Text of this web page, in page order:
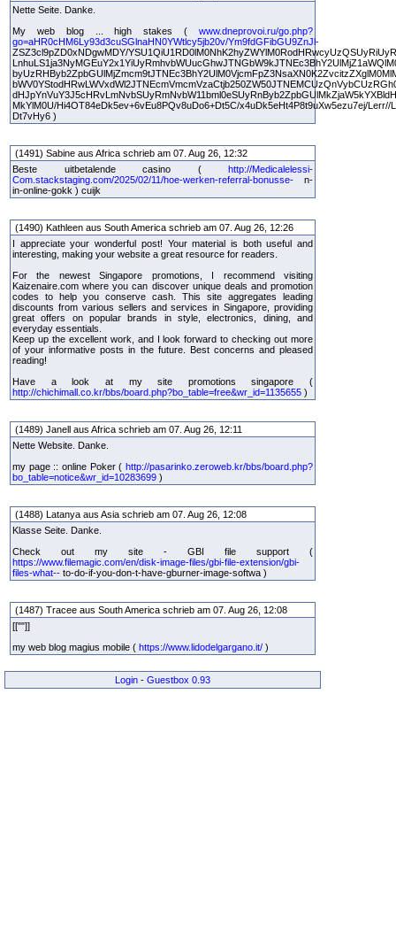
Nette Seite. Danke.
My web blog ... high stakes ( www.dneprovoi.ru/go.php?
go=aHR0cHM6Ly93d3cuSGlnaHN0YWtlcy5jb20v/Ym9fdGFibGU9ZnJl-
ZSZ3cl9pZD0xNDgwMDY/
MkYlM0U/Hi4OT84eDk5ev+6vEu8PQv8uDo6+Dt5C/x4uDk5eHt4P8t9uXw5ezu7ej/Lerr//
Dt7vHy6 )
(1491) Sabine aus Africa schrieb am 07. Aug 26, 12:32
Beste uitbetalende casino ( http://Medicalelessi-
Com.stackstaging.com/2025/02/11/hoe-werken-referral-bonusse- n-
in-online-gokk ) cuijk
(1490) Kathleen aus South America schrieb am 07. Aug 26, 12:26
I appreciate your wonderful post! Your material is both useful and
interesting, making your website a great resource for readers.
For the newest Singapore promotions, I recommend visiting
Kaizenaire.com where you can discover unique deals and promotion
codes to help you conserve cash. This site aggregates leading
discounts from various sellers and services in Singapore, providing
great offers on popular brands in style, electronics, dining, and
everyday essentials.
Keep up the excellent work, and I look forward to checking out more
of your informative posts in the future. Best concerns and pleased
reading!
Have a look at my site promotions singapore (
http://chichimall.co.kr/bbs/board.php?bo_table=free&wr_id=1135655 )
(1489) Janell aus Africa schrieb am 07. Aug 26, 12:11
Nette Website. Danke.
my page :: online Poker ( http://pasarinko.zeroweb.kr/bbs/board.php?
bo_table=notice&wr_id=10283699 )
(1488) Latanya aus Asia schrieb am 07. Aug 26, 12:08
Klasse Seite. Danke.
Check out my site - GBI file support (
https://www.filemagic.com/en/disk-image-files/gbi-file-extension/gbi-
files-what-- to-do-if-you-don-t-have-gburner-image-softwa )
(1487) Tracee aus South America schrieb am 07. Aug 26, 12:08
[[""]]
my web blog magius mobile ( https://www.lidodelgargano.it/ )
Login - Guestbox 0.93